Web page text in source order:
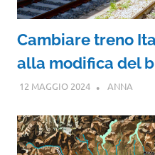
Cambiare treno
alla modifica del
12 MAGGIO 2024 ANNA